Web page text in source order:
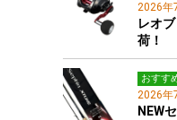
2026年
レオ
荷！
おすす
2026年
NEW